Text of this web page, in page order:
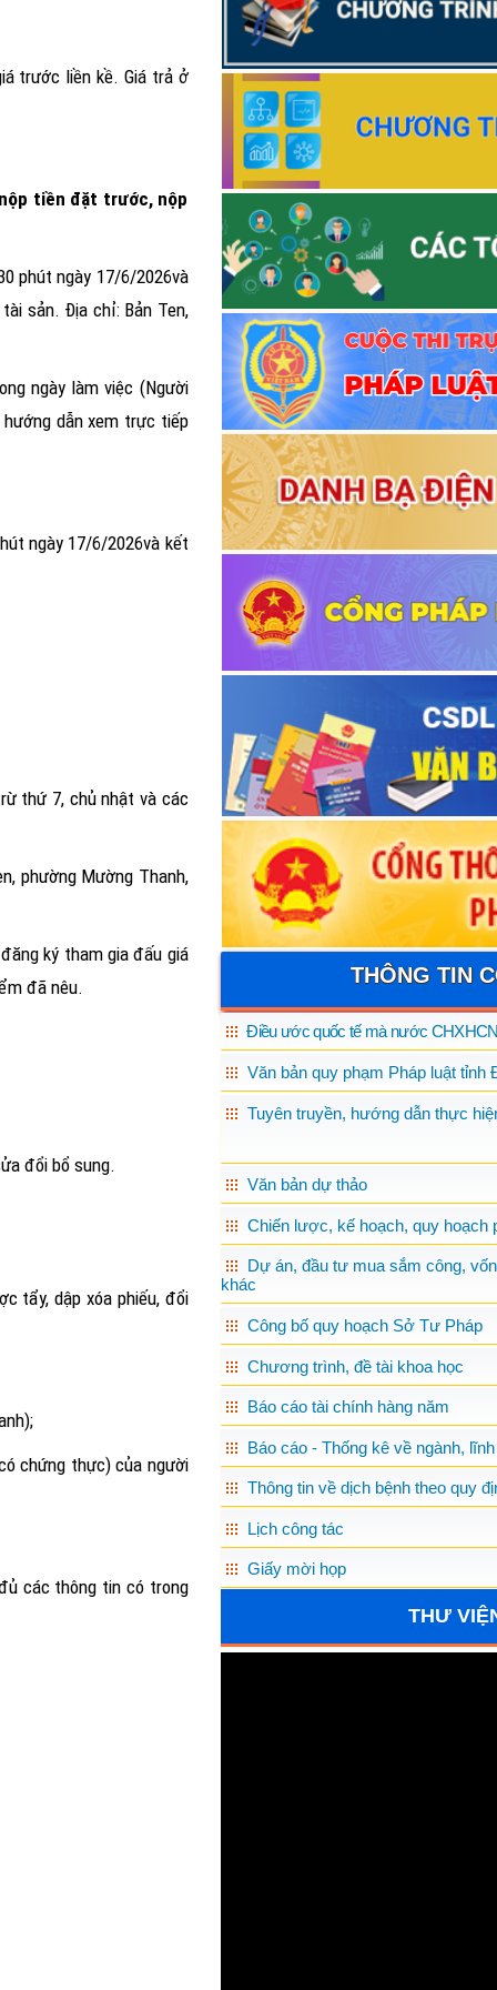
trước liền kề. Giá trả ở
tiền đặt trước, nộp
phút ngày 17/6/2026và
sản. Địa chỉ: Bản Ten,
ngày làm việc (Người
dẫn xem trực tiếp
ngày 17/6/2026và kết
thứ 7, chủ nhật và các
phường Mường Thanh,
ký tham gia đấu giá
đã nêu.
đổi bổ sung.
tẩy, dập xóa phiếu, đổi
chứng thực) của người
các thông tin có trong
Thông báo Lịch tiếp công
Thông báo Lịch tiếp công
Thông báo Kết quả Cuộc thi
quyết của Đảng; pháp luật về
hóa trên môi trường số của cán
Điện Biên năm 2026”
THÔNG TIN
Điều ước quốc tế mà nước
Văn bản quy phạm Pháp luật tỉnh
Tuyên truyền, hướng dẫn thực
Văn bản dự thảo
Chiến lược, kế hoạch, quy hoạch
Dự án, đầu tư mua sắm công,
khác
Công bố quy hoạch Sở Tư Pháp
Chương trình, đề tài khoa học
Báo cáo tài chính hàng năm
Báo cáo - Thống kê về ngành,
Thông tin về dịch bệnh theo quy
Lịch công tác
Giấy mời họp
THƯ